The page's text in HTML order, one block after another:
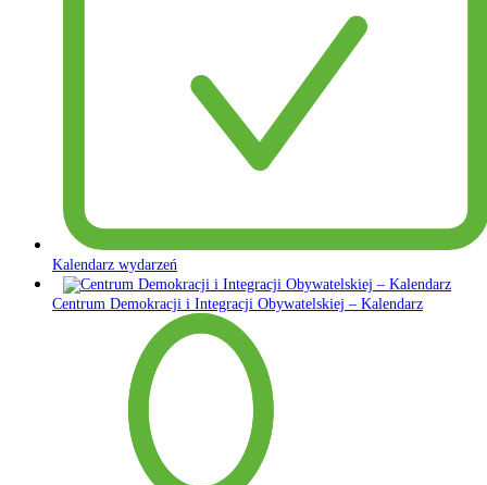
Kalendarz wydarzeń
Centrum Demokracji i Integracji Obywatelskiej – Kalendarz